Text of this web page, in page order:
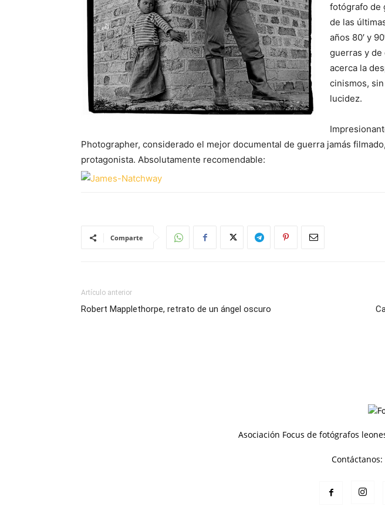
fotógrafo de
de las
años 80′ y
guerras y de
acerca la
cinismos,
lucidez.
Photographer, considerado el mejor documental de guerra jamás
protagonista. Absolutamente recomendable:
Comparte
Artículo anterior
Robert Mapplethorpe, retrato de un ángel oscuro
Asociación Focus de fotógrafos
Contáctanos: